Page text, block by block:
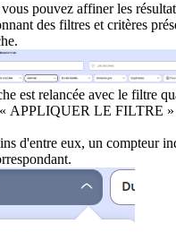
pouvez affiner les
des filtres et critères
est relancée avec le filtre
APPLIQUER LE FILTRE »
d'entre eux, un compteur